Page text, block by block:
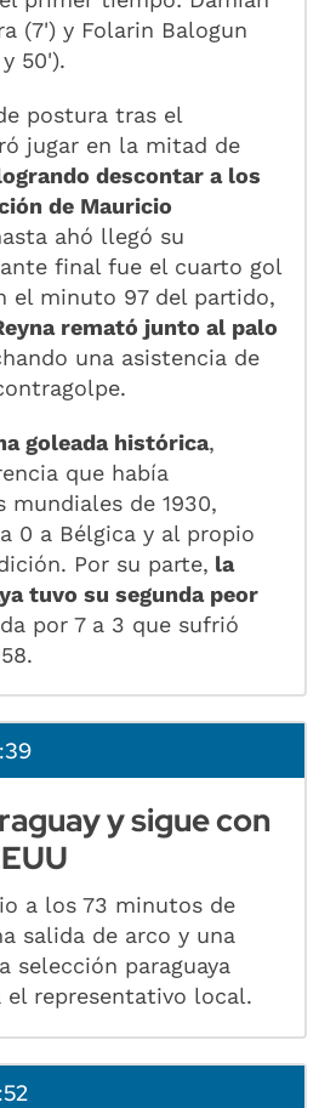
(7') y Folarin Balogun
50').
postura tras el
jugar en la mitad de
descontar a los
de Mauricio
ahó llegó su
final fue el cuarto gol
el minuto 97 del partido,
remató junto al palo
una asistencia de
goleada histórica,
que había
mundiales de 1930,
0 a Bélgica y al propio
Por su parte, la
tuvo su segunda peor
por 7 a 3 que sufrió
y sigue con
a los 73 minutos de
salida de arco y una
selección paraguaya
el representativo local.